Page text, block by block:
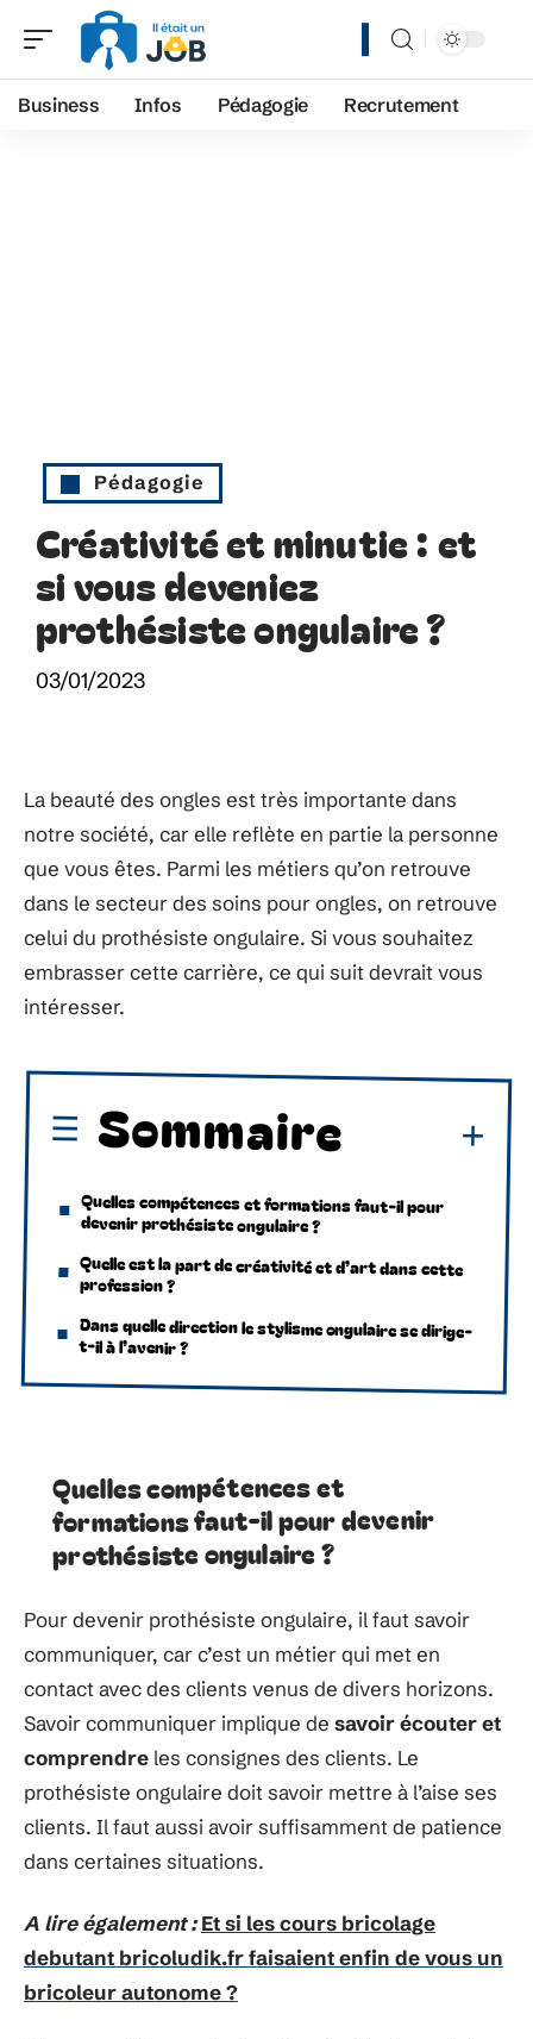
Business Infos Pédagogie Recrutement
Pédagogie
Créativité et minutie : et
si vous deveniez
prothésiste ongulaire ?
03/01/2023
La beauté des ongles est très importante dans
notre société, car elle reflète en partie la personne
que vous êtes. Parmi les métiers qu’on retrouve
dans le secteur des soins pour ongles, on retrouve
celui du prothésiste ongulaire. Si vous souhaitez
embrasser cette carrière, ce qui suit devrait vous
intéresser.
Sommaire
Quelles compétences et formations faut-il pour
devenir prothésiste ongulaire ?
Quelle est la part de créativité et d’art dans cette
profession ?
Dans quelle direction le stylisme ongulaire se dirige-
t-il à l’avenir ?
Quelles compétences et
formations faut-il pour devenir
prothésiste ongulaire ?
Pour devenir prothésiste ongulaire, il faut savoir
communiquer, car c’est un métier qui met en
contact avec des clients venus de divers horizons.
Savoir communiquer implique de savoir écouter et
comprendre les consignes des clients. Le
prothésiste ongulaire doit savoir mettre à l’aise ses
clients. Il faut aussi avoir suffisamment de patience
dans certaines situations.
A lire également : Et si les cours bricolage
debutant bricoludik.fr faisaient enfin de vous un
bricoleur autonome ?